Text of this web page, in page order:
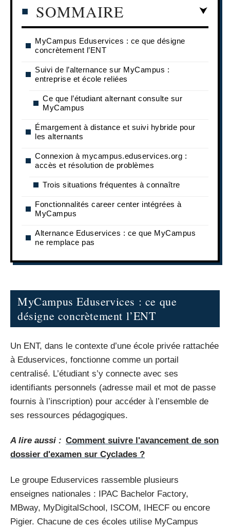
SOMMAIRE
MyCampus Eduservices : ce que désigne
concrètement l’ENT
Suivi de l’alternance sur MyCampus :
entreprise et école reliées
Ce que l’étudiant alternant consulte sur
MyCampus
Émargement à distance et suivi hybride pour
les alternants
Connexion à mycampus.eduservices.org :
accès et résolution de problèmes
Trois situations fréquentes à connaître
Fonctionnalités career center intégrées à
MyCampus
Alternance Eduservices : ce que MyCampus
ne remplace pas
MyCampus Eduservices : ce que
désigne concrètement l’ENT
Un ENT, dans le contexte d’une école privée rattachée
à Eduservices, fonctionne comme un portail
centralisé. L’étudiant s’y connecte avec ses
identifiants personnels (adresse mail et mot de passe
fournis à l’inscription) pour accéder à l’ensemble de
ses ressources pédagogiques.
A lire aussi : Comment suivre l'avancement de son
dossier d'examen sur Cyclades ?
Le groupe Eduservices rassemble plusieurs
enseignes nationales : IPAC Bachelor Factory,
MBway, MyDigitalSchool, ISCOM, IHECF ou encore
Pigier. Chacune de ces écoles utilise MyCampus